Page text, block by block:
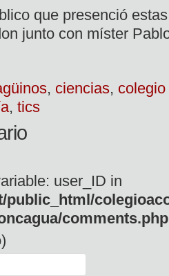
que presenció
junto con míster
, ciencias,
, tics
user_ID in
public_html/
comments.php